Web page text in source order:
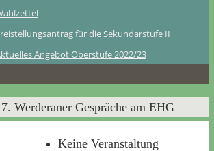
für die Sekundarstufe II
Angebot Oberstufe 2022/23
7. Werderaner Gespräche am EHG
Keine Veranstaltung